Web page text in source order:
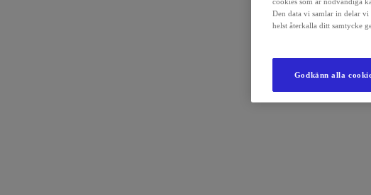
Den data vi samlar in delar
helst återkalla ditt samtycke
Godkänn alla